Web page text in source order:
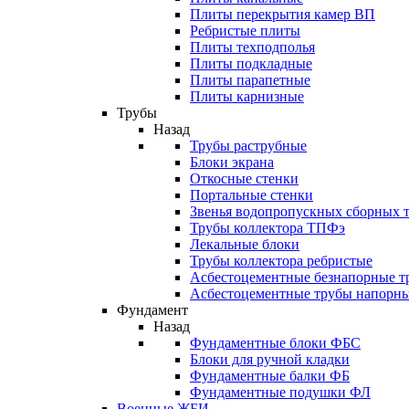
Плиты перекрытия камер ВП
Ребристые плиты
Плиты техподполья
Плиты подкладные
Плиты парапетные
Плиты карнизные
Трубы
Назад
Трубы раструбные
Блоки экрана
Откосные стенки
Портальные стенки
Звенья водопропускных сборных
Трубы коллектора ТПФэ
Лекальные блоки
Трубы коллектора ребристые
Асбестоцементные безнапорные
Асбестоцементные трубы
Фундамент
Назад
Фундаментные блоки ФБС
Блоки для ручной кладки
Фундаментные балки ФБ
Фундаментные подушки ФЛ